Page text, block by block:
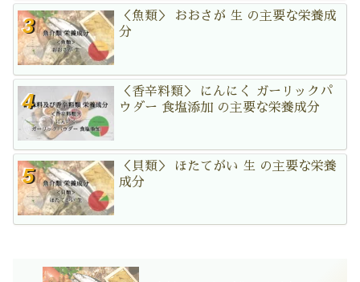
＜魚類＞ おおさが 生 の主要な栄養成
分
＜香辛料類＞ にんにく ガーリックパ
ウダー 食塩添加 の主要な栄養成分
＜貝類＞ ほたてがい 生 の主要な栄養
成分